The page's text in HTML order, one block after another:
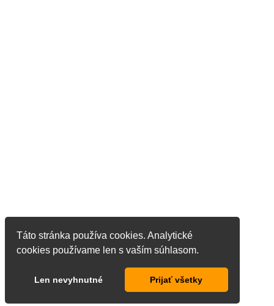
Táto stránka používa cookies. Analytické
cookies používame len s vaším súhlasom.
Len nevyhnutné Prijať všetky